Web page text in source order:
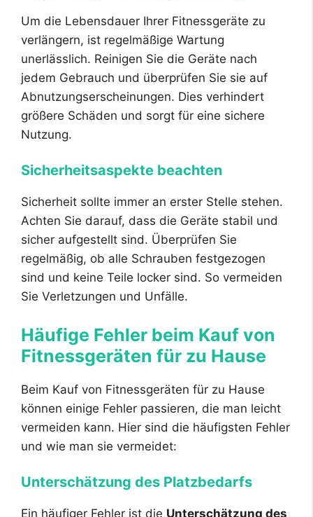
Um die Lebensdauer Ihrer Fitnessgeräte zu
verlängern, ist regelmäßige Wartung
unerlässlich. Reinigen Sie die Geräte nach
jedem Gebrauch und überprüfen Sie sie auf
Abnutzungserscheinungen. Dies verhindert
größere Schäden und sorgt für eine sichere
Nutzung.
Sicherheitsaspekte beachten
Sicherheit sollte immer an erster Stelle stehen.
Achten Sie darauf, dass die Geräte stabil und
sicher aufgestellt sind. Überprüfen Sie
regelmäßig, ob alle Schrauben festgezogen
sind und keine Teile locker sind. So vermeiden
Sie Verletzungen und Unfälle.
Häufige Fehler beim Kauf von
Fitnessgeräten für zu Hause
Beim Kauf von Fitnessgeräten für zu Hause
können einige Fehler passieren, die man leicht
vermeiden kann. Hier sind die häufigsten Fehler
und wie man sie vermeidet:
Unterschätzung des Platzbedarfs
Ein häufiger Fehler ist die Unterschätzung des